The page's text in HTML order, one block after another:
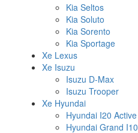
Kia Seltos
Kia Soluto
Kia Sorento
Kia Sportage
Xe Lexus
Xe Isuzu
Isuzu D-Max
Isuzu Trooper
Xe Hyundai
Hyundai I20 Active
Hyundai Grand I10